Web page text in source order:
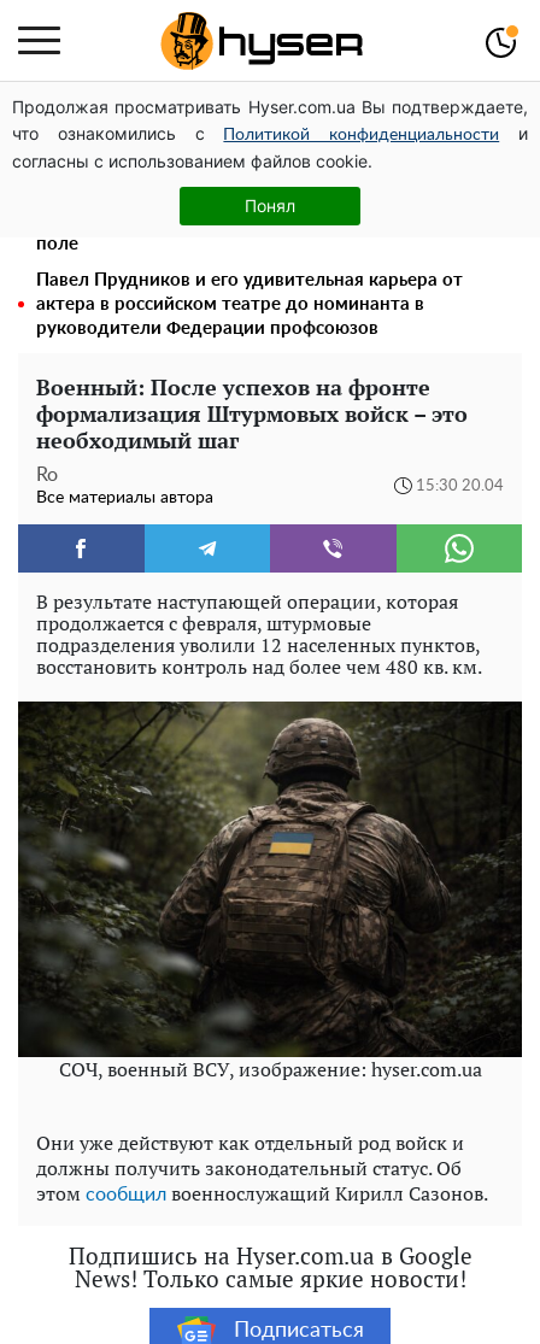
Продолжая просматривать Hyser.com.ua Вы подтверждаете,
что ознакомились с
Политикой конфиденциальности
и
согласны с использованием файлов cookie.
Понял
Дроны с наценкой: Александр Конотопский вывел
миллионы оборонного бюджета через фиктивную
фирму в Эстонии
Новое убежище для осколков ОПЗЖ: как "Партия
мира" Новинского снова появилась в информационном
поле
Павел Прудников и его удивительная карьера от
актера в российском театре до номинанта в
руководители Федерации профсоюзов
Военный: После успехов на фронте
формализация Штурмовых войск – это
необходимый шаг
Ro
Все материалы автора
15:30 20.04
В результате наступающей операции, которая
продолжается с февраля, штурмовые
подразделения уволили 12 населенных пунктов,
восстановить контроль над более чем 480 кв. км.
СОЧ, военный ВСУ, изображение: hyser.com.ua
Они уже действуют как отдельный род войск и
должны получить законодательный статус. Об
этом сообщил военнослужащий Кирилл Сазонов.
Подпишись на Hyser.com.ua в Google
News! Только самые яркие новости!
Подписаться